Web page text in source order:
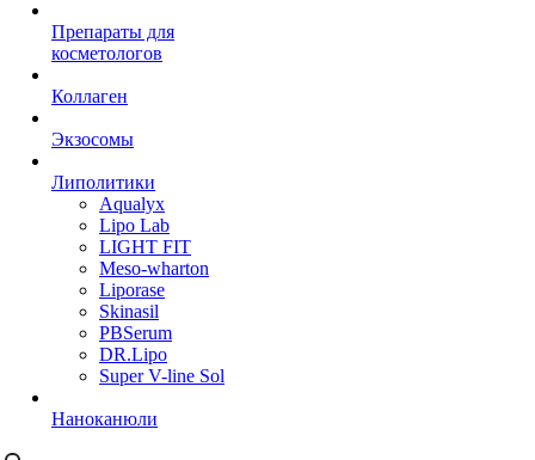
Препараты для
косметологов
Коллаген
Экзосомы
Липолитики
Aqualyx
Lipo Lab
LIGHT FIT
Meso-wharton
Liporase
Skinasil
PBSerum
DR.Lipo
Super V-line Sol
Наноканюли